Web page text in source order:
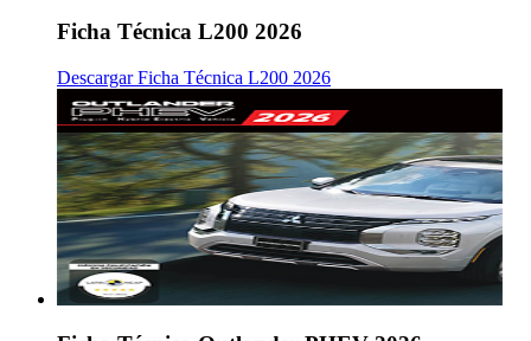
Ficha Técnica L200 2026
Descargar Ficha Técnica L200 2026